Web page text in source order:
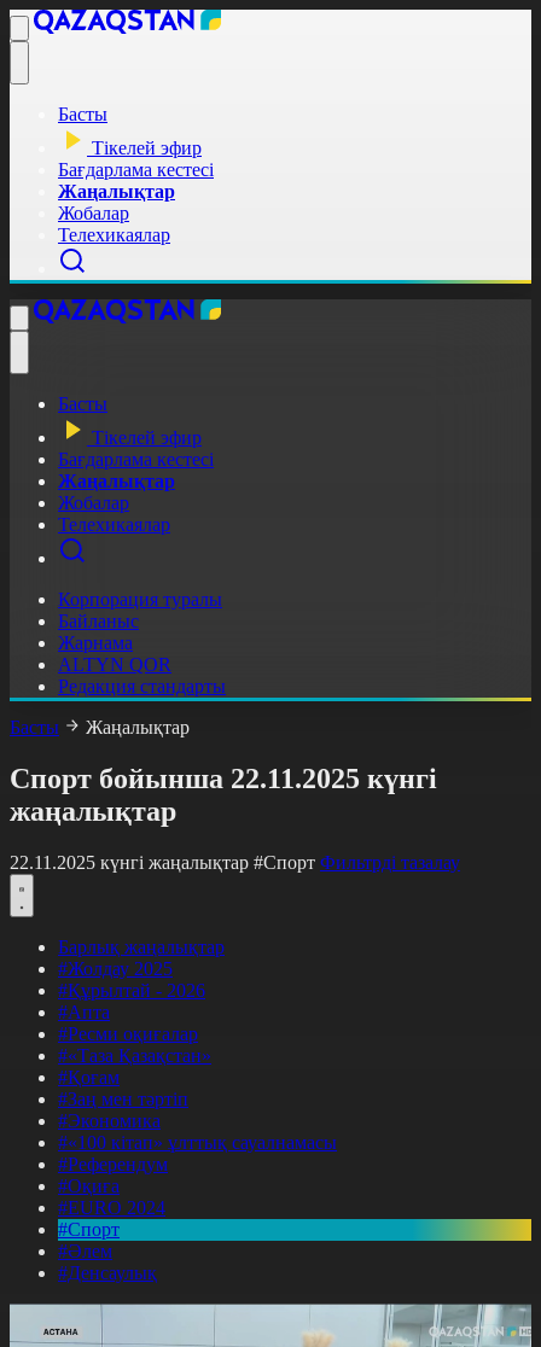
Басты
Тікелей эфир
Бағдарлама кестесі
Жаңалықтар
Жобалар
Телехикаялар
Басты
Тікелей эфир
Бағдарлама кестесі
Жаңалықтар
Жобалар
Телехикаялар
Корпорация туралы
Байланыс
Жарнама
ALTYN QOR
Редакция стандарты
Басты
Жаңалықтар
Спорт бойынша 22.11.2025 күнгі
жаңалықтар
22.11.2025 күнгі жаңалықтар #Спорт Фильтрді тазалау
Барлық жаңалықтар
#Жолдау 2025
#Құрылтай - 2026
#Апта
#Ресми оқиғалар
#«Таза Қазақстан»
#Қоғам
#Заң мен тәртіп
#Экономика
#«100 кітап» ұлттық сауалнамасы
#Референдум
#Оқиға
#EURO 2024
#Спорт
#Әлем
#Денсаулық